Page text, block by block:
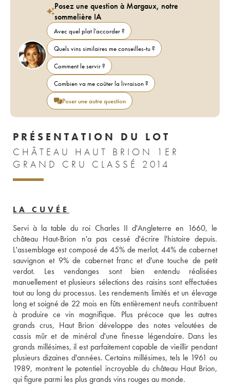
Posez une question à Margaux, notre
sommelière IA
Avec quel plat l'accorder ?
Quels vins similaires me conseilles-tu ?
Comment le servir ?
Combien va me coûter la livraison ?
Poser une autre question
PRÉSENTATION DU LOT
CHÂTEAU HAUT BRION 1ER
GRAND CRU CLASSÉ 2014
LA CUVÉE
Servi à la table du roi Charles II d'Angleterre en 1660, le
château Haut-Brion n'a pas cessé d'écrire l'histoire depuis.
L'assemblage est composé de 45% de merlot, 44% de cabernet
sauvignon et 9% de cabernet franc et d'une touche de petit
verdot. Les vendanges sont bien entendu réalisées
manuellement et plusieurs sélections des raisins sont effectuées
tout au long du processus. Les rendements limités et un élevage
long et soigné de 22 mois en fûts entièrement neufs contribuent
à produire ce vin magnifique. Plus précoce que les autres
grands crus, Haut Brion développe des notes veloutées de
cassis mûr et de minéral d'une finesse légendaire. Dans les
grands millésimes, il est parfaitement capable de vieillir pendant
plusieurs dizaines d'années. Certains millésimes, tels le 1961 ou
1989, montrent le potentiel incroyable du château Haut Brion,
qui figure parmi les plus grands vins rouges au monde.